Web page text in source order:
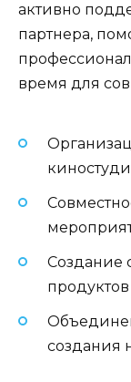
активно
партнера,
время для
Создание
продуктов
создания